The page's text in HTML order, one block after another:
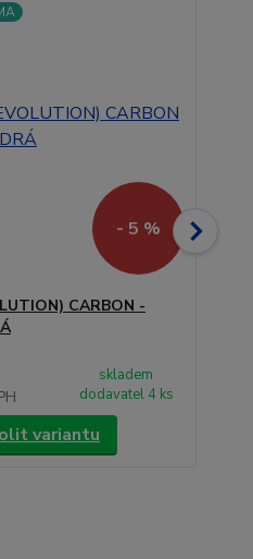
- 5 %
CARBON -
skladem
dodavatel 4 ks
variantu